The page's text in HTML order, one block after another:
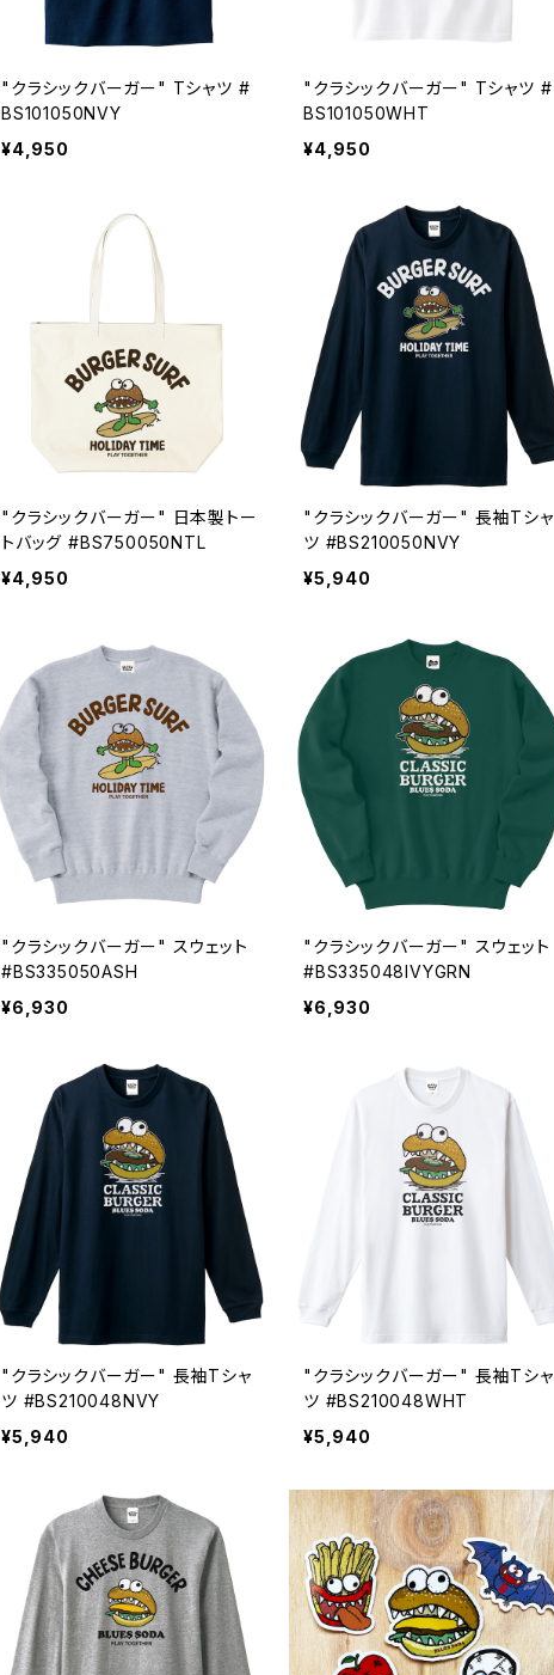
"クラシックバーガー" Tシャツ #
BS101050NVY
¥4,950
"クラシックバーガー" Tシャツ #
BS101050WHT
¥4,950
"クラシックバーガー" 日本製トー
トバッグ #BS750050NTL
¥4,950
"クラシックバーガー" 長袖Tシャ
ツ #BS210050NVY
¥5,940
"クラシックバーガー" スウェット
#BS335050ASH
¥6,930
"クラシックバーガー" スウェット
#BS335048IVYGRN
¥6,930
"クラシックバーガー" 長袖Tシャ
ツ #BS210048NVY
¥5,940
"クラシックバーガー" 長袖Tシャ
ツ #BS210048WHT
¥5,940